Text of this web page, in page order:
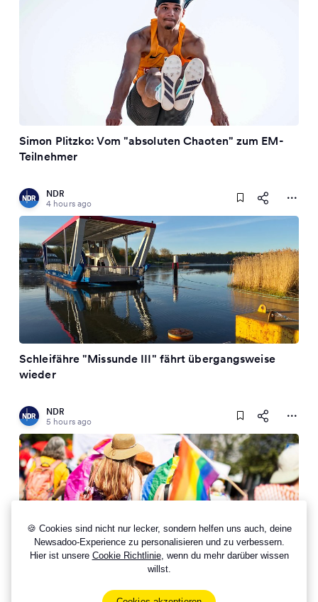
🍪 Cookies sind nicht nur lecker, sondern helfen uns auch, deine
Newsadoo-Experience zu personalisieren und zu verbessern.
Hier ist unsere Cookie Richtlinie, wenn du mehr darüber wissen
willst.
Simon Plitzko: Vom "absoluten Chaoten" zum EM-
Teilnehmer
NDR
4 hours ago
Schleifähre "Missunde III" fährt übergangsweise
wieder
NDR
5 hours ago
CSD in Braunschweig heute mit erhöhten
Sicherheitsvorkehrungen